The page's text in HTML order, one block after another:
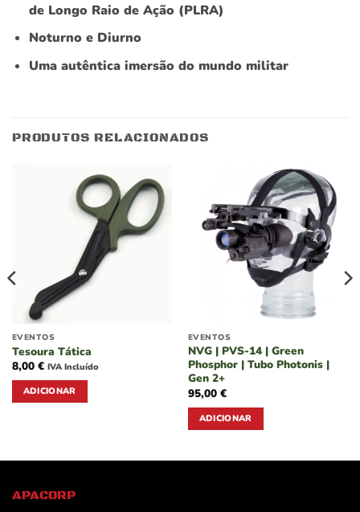
de Longo Raio de Ação (PLRA)
Noturno e Diurno
Uma autêntica imersão do mundo militar
PRODUTOS RELACIONADOS
EVENTOS
Tesoura Tática
8,00 € IVA Incluído
ADICIONAR
EVENTOS
NVG | PVS-14 | Green
Phosphor | Tubo Photonis |
Gen 2+
95,00 €
ADICIONAR
APACORP